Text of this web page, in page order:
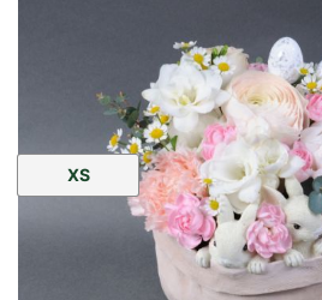
см
XS
2 745 грн